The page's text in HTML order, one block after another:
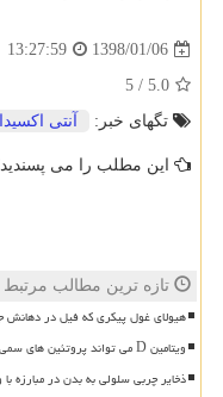
1398/01/06
13:27:59
5.0
/
5
تگهای خبر:
آنتی
این مطلب را می
تازه ترین مطالب مرتبط
هیولای غول پیکری که فیل در دهانش
ویتامین D می تواند پروتئین های سمی آلزایمر را کم کند
ذخایر چربی سلولی به بدن در مبارزه